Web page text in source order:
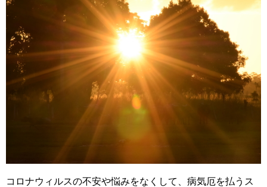
コロナウィルスの不安や悩みをなくして、病気厄を払うス